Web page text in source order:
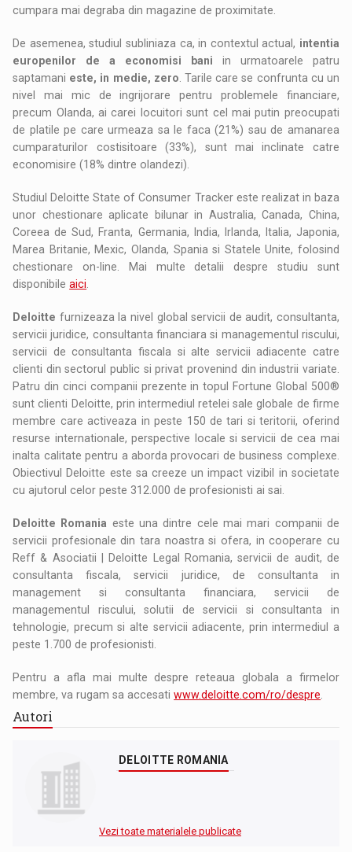
cumpara mai degraba din magazine de proximitate.
De asemenea, studiul subliniaza ca, in contextul actual, intentia
europenilor de a economisi bani in urmatoarele patru
saptamani este, in medie, zero . Tarile care se confrunta cu un
nivel mai mic de ingrijorare pentru problemele financiare,
precum Olanda, ai carei locuitori sunt cel mai putin preocupati
de platile pe care urmeaza sa le faca (21%) sau de amanarea
cumparaturilor costisitoare (33%), sunt mai inclinate catre
economisire (18% dintre olandezi).
Studiul Deloitte State of Consumer Tracker este realizat in baza
unor chestionare aplicate bilunar in Australia, Canada, China,
Coreea de Sud, Franta, Germania, India, Irlanda, Italia, Japonia,
Marea Britanie, Mexic, Olanda, Spania si Statele Unite, folosind
chestionare on-line. Mai multe detalii despre studiu sunt
disponibileaici
Deloitte furnizeaza la nivel global servicii de audit, consultanta,
servicii juridice, consultanta financiara si managementul riscului,
servicii de consultanta fiscala si alte servicii adiacente catre
clienti din sectorul public si privat provenind din industrii variate.
Patru din cinci companii prezente in topul Fortune Global 500®
sunt clienti Deloitte, prin intermediul retelei sale globale de firme
membre care activeaza in peste 150 de tari si teritorii, oferind
resurse internationale, perspective locale si servicii de cea mai
inalta calitate pentru a aborda provocari de business complexe.
Obiectivul Deloitte este sa creeze un impact vizibil in societate
cu ajutorul celor peste 312.000 de profesionisti ai sai.
Deloitte Romania este una dintre cele mai mari companii de
servicii profesionale din tara noastra si ofera, in cooperare cu
Reff & Asociatii | Deloitte Legal Romania, servicii de audit, de
consultanta fiscala, servicii juridice, de consultanta in
management si consultanta financiara, servicii de
managementul riscului, solutii de servicii si consultanta in
tehnologie, precum si alte servicii adiacente, prin intermediul a
peste 1.700 de profesionisti.
Pentru a afla mai multe despre reteaua globala a firmelor
membre, va rugam sa accesatiwww.deloitte.com/ro/despre
Autori
DELOITTE ROMANIA
Vezi toate materialele publicate